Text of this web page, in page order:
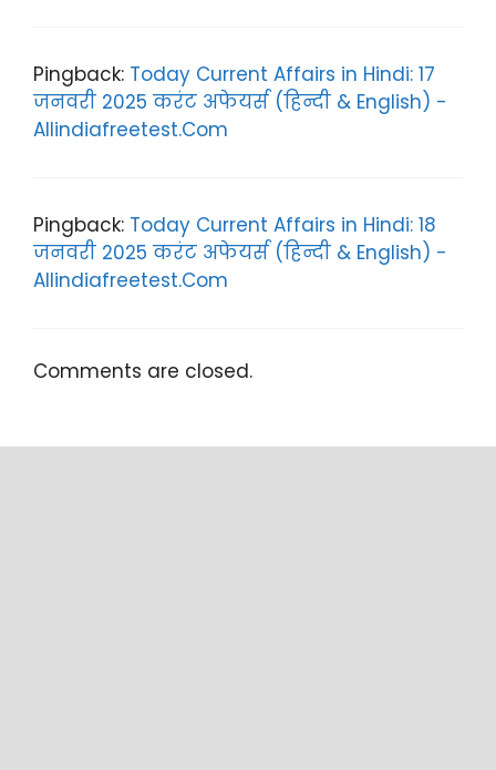
Pingback: Today Current Affairs in Hindi: 17
जनवरी 2025 करंट अफेयर्स (हिन्दी & English) -
Allindiafreetest.Com
Pingback: Today Current Affairs in Hindi: 18
जनवरी 2025 करंट अफेयर्स (हिन्दी & English) -
Allindiafreetest.Com
Comments are closed.